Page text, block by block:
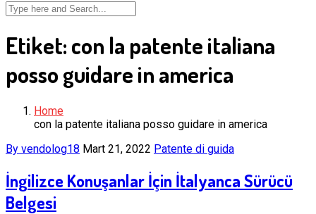
Etiket:con la patente italiana
posso guidare in america
Home
con la patente italiana posso guidare in america
By vendolog18 Mart 21, 2022 Patente di guida
İngilizce Konuşanlar İçin İtalyanca Sürücü
Belgesi